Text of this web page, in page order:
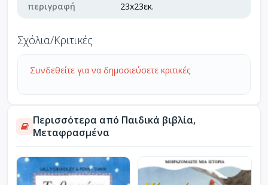
περιγραφή
23x23εκ.
Σχόλια/Κριτικές
Συνδεθείτε για να δημοσιεύσετε κριτικές
Περισσότερα από Παιδικά βιβλία,
Μεταφρασμένα